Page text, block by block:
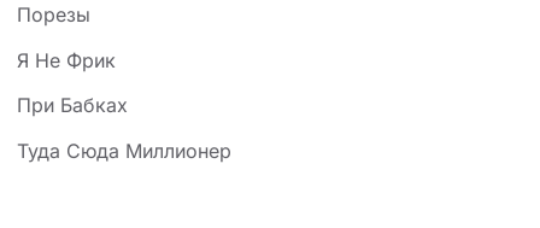
Порезы
Я Не Фрик
При Бабках
Туда Сюда Миллионер